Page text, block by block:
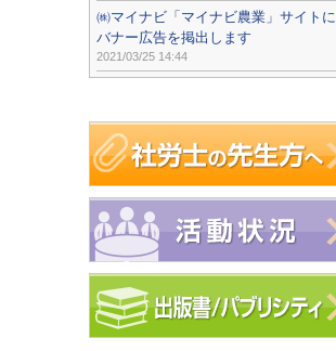
㈱マイナビ「マイナビ農業」サイトに
バナー広告を掲出します
2021/03/25 14:44